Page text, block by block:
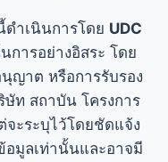
ดำเนินการโดย UDC
การอย่างอิสระ โดย
ญาต หรือการรับรอง
ษัท สถาบัน โครงการ
จะระบุไว้โดยชัดแจ้ง
อมูลเท่านั้นและอาจมี